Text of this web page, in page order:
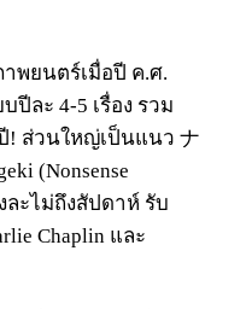
พยนตร์เมื่อปี ค.ศ.
ปีละ 4-5 เรื่อง รวม
ปี! ส่วนใหญ่เป็นแนว ナ
(Nonsense
ละไม่ถึงสัปดาห์ รับ
Chaplin และ